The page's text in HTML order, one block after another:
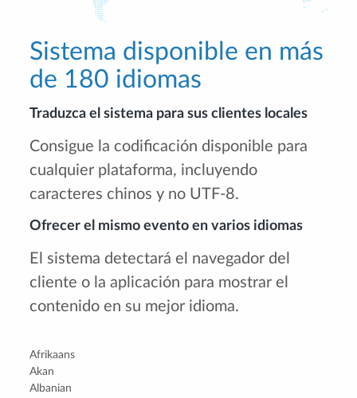
Sistema disponible en más
de 180 idiomas
Traduzca el sistema para sus clientes locales
Consigue la codificación disponible para
cualquier plataforma, incluyendo
caracteres chinos y no UTF-8.
Ofrecer el mismo evento en varios idiomas
El sistema detectará el navegador del
cliente o la aplicación para mostrar el
contenido en su mejor idioma.
Afrikaans
Akan
Albanian